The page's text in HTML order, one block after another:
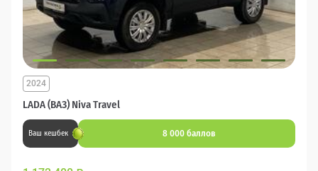
LADA (ВАЗ) Niva Travel
2024
Ваш кешбек 8 000 баллов